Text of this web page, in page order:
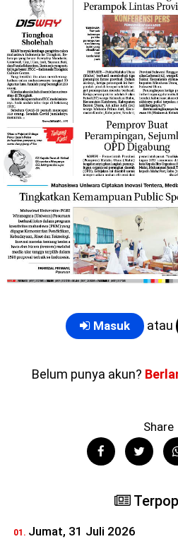
Masuk atau
Belum punya akun?
Share
Jumat, 31 Juli 2026